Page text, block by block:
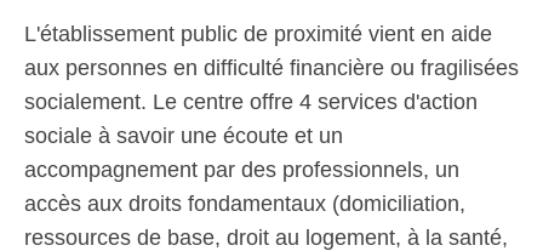
L'établissement public de proximité vient en aide
aux personnes en difficulté financière ou fragilisées
socialement. Le centre offre 4 services d'action
sociale à savoir une écoute et un
accompagnement par des professionnels, un
accès aux droits fondamentaux (domiciliation,
ressources de base, droit au logement, à la santé,